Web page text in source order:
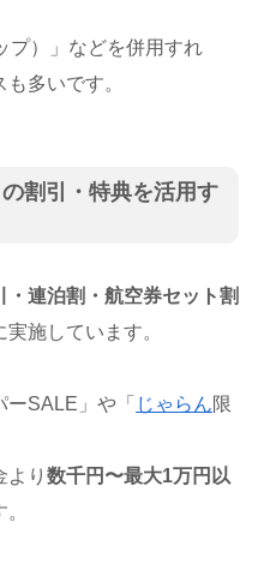
プ）」などを併用すれ
多いです。
割引・特典を活用す
・連泊割・航空券セット割
施しています。
ーSALE」や「 じゃらん限
より 数千円〜最大1万円以